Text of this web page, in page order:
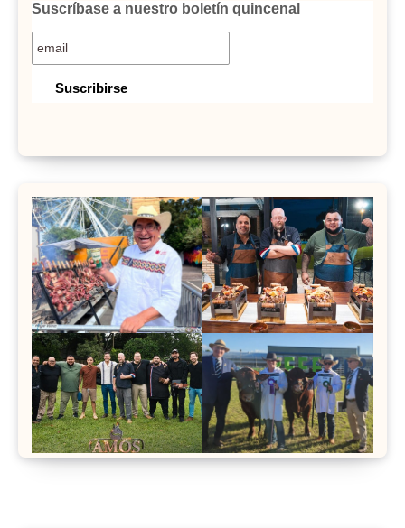
Suscríbase a nuestro boletín quincenal